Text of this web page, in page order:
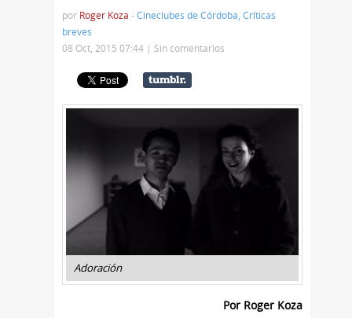
por Roger Koza -Cineclubes de Córdoba Críticas
breves
08 Oct, 2015 07:44 | Sin comentarios
Adoración
Por Roger Koza